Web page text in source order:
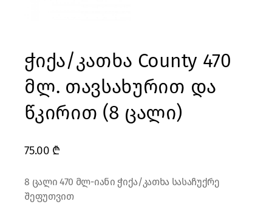
ჭიქა/კათხა County 470
მლ. თავსახურით და
წკირით (8 ცალი)
75.00 ₾
8 ცალი 470 მლ-იანი ჭიქა/კათხა სასაჩუქრე
შეფუთვით